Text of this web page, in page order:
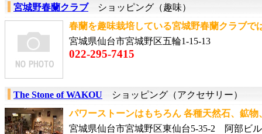
宮城野春蘭クラブショッピング（趣味）
春蘭を趣味栽培している宮城野春蘭クラブで
宮城県仙台市宮城野区五輪1-15-13
022-295-7415
The Stone of WAKOU ショッピング（アクセサリー）
パワーストーンはもちろん 各種天然石、鉱物
宮城県仙台市宮城野区東仙台5-35-2 阿部ビ